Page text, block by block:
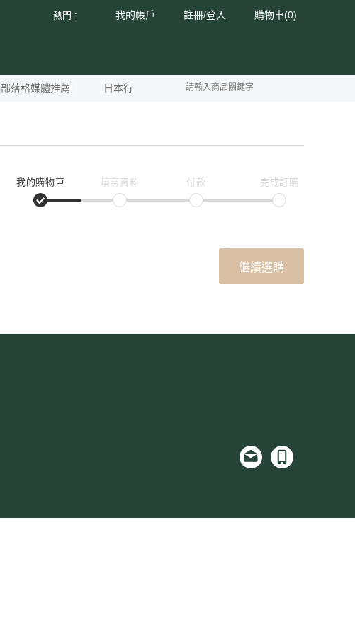
購物車(0)
註冊/登入
我的帳戶
熱門 :
部落格媒體推薦 日本行
我的購物車 填寫資料 付款 完成訂購